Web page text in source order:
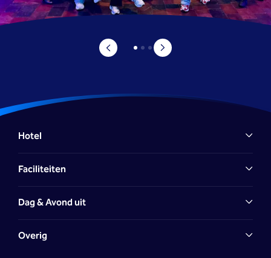
Hotel
Faciliteiten
Dag & Avond uit
Overig